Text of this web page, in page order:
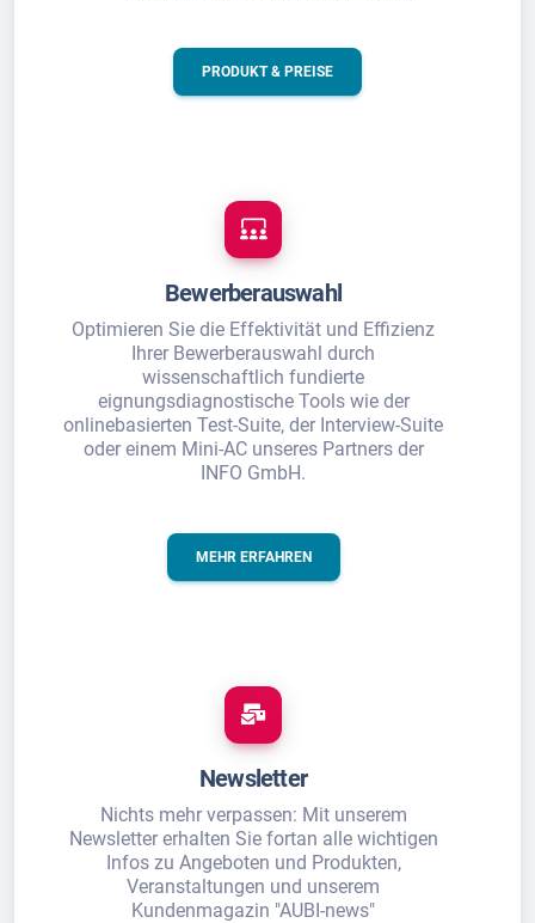
PRODUKT & PREISE
Bewerberauswahl
Optimieren Sie die Effektivität und Effizienz
Ihrer Bewerberauswahl durch
wissenschaftlich fundierte
eignungsdiagnostische Tools wie der
onlinebasierten Test-Suite, der Interview-Suite
oder einem Mini-AC unseres Partners der
INFO GmbH.
MEHR ERFAHREN
Newsletter
Nichts mehr verpassen: Mit unserem
Newsletter erhalten Sie fortan alle wichtigen
Infos zu Angeboten und Produkten,
Veranstaltungen und unserem
Kundenmagazin "AUBI-news"